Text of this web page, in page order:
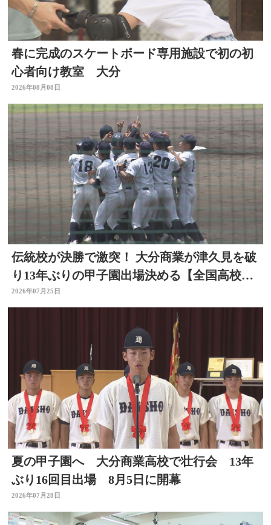
春に完成のスケートボード専用施設で初の初
心者向け教室 大分
2026年08月08日
伝統校が決勝で激突！ 大分商業が津久見を破
り13年ぶりの甲子園出場決める【全国高校野
球大分大会】
2026年07月25日
夏の甲子園へ 大分商業高校で壮行会 13年
ぶり16回目出場 8月5日に開幕
2026年07月28日